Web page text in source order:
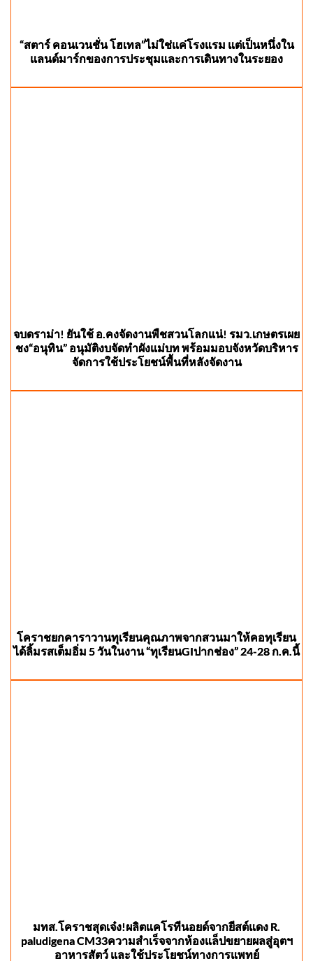
“สตาร์ คอนเวนชั่น โฮเทล”ไม่ใช่แค่โรงแรม แต่เป็นหนึ่งใน
แลนด์มาร์กของการประชุมและการเดินทางในระยอง
จบดราม่า! ยันใช้ อ.คงจัดงานพืชสวนโลกแน่! รมว.เกษตรเผย
ชง“อนุทิน” อนุมัติงบจัดทำผังแม่บท พร้อมมอบจังหวัดบริหาร
จัดการใช้ประโยชน์พื้นที่หลังจัดงาน
โคราชยกคาราวานทุเรียนคุณภาพจากสวนมาให้คอทุเรียน
ได้ลิ้มรสเต็มอิ่ม 5 วันในงาน “ทุเรียนGIปากช่อง” 24-28 ก.ค.นี้
มทส.โคราชสุดเจ๋ง!ผลิตแคโรทีนอยด์จากยีสต์แดง R.
paludigena CM33ความสำเร็จจากห้องแล็ปขยายผลสู่อุตฯ
อาหารสัตว์ และใช้ประโยชน์ทางการแพทย์